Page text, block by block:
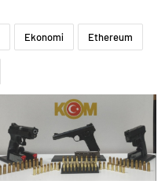
Ekonomi Ethereum